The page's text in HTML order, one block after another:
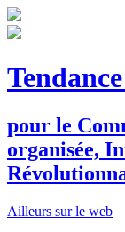
pour le C
organisée, I
R
Ailleurs sur le web